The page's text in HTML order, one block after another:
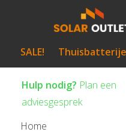
SALE!
Hulp nodig? Plan een
adviesgesprek
Home